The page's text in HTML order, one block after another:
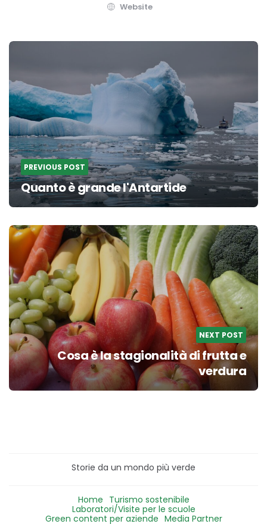
Website
Post
PREVIOUS POST
Quanto è grande l'Antartide
NEXT POST
Cosa è la stagionalità di frutta e
verdura
Storie da un mondo più verde
Home Turismo sostenibile
Laboratori/Visite per le scuole
Green content per aziende Media Partner